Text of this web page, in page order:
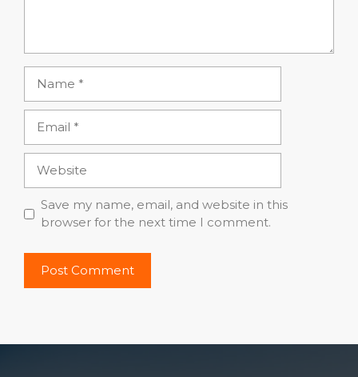
Save my name, email, and website in this
browser for the next time I comment.